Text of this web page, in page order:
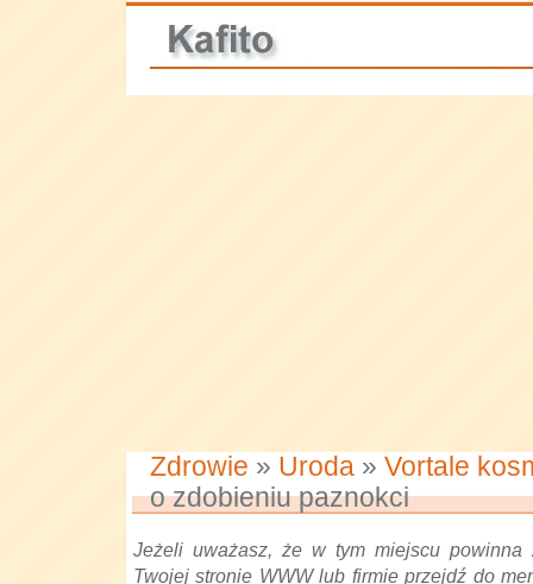
Zdrowie » Uroda » Vortale
o zdobieniu paznokci
Jeżeli uważasz, że w tym miejscu powinna
Twojej stronie WWW lub firmie przejdź do